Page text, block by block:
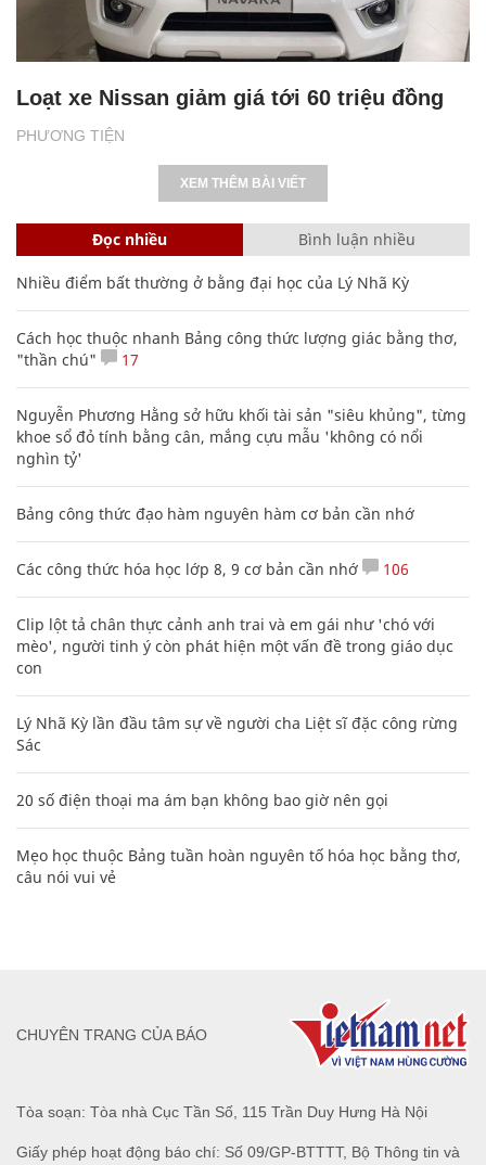
PHƯƠNG TIỆN
Loạt xe Nissan giảm giá tới 60 triệu đồng
XEM THÊM BÀI VIẾT
Đọc nhiều Bình luận nhiều
Nhiều điểm bất thường ở bằng đại học của Lý Nhã Kỳ
Cách học thuộc nhanh Bảng công thức lượng giác bằng thơ,
"thần chú"
17
Nguyễn Phương Hằng sở hữu khối tài sản "siêu khủng", từng
khoe sổ đỏ tính bằng cân, mắng cựu mẫu 'không có nổi
nghìn tỷ'
Bảng công thức đạo hàm nguyên hàm cơ bản cần nhớ
Các công thức hóa học lớp 8, 9 cơ bản cần nhớ 106
Clip lột tả chân thực cảnh anh trai và em gái như 'chó với
mèo', người tinh ý còn phát hiện một vấn đề trong giáo dục
con
Lý Nhã Kỳ lần đầu tâm sự về người cha Liệt sĩ đặc công rừng
Sác
20 số điện thoại ma ám bạn không bao giờ nên gọi
Mẹo học thuộc Bảng tuần hoàn nguyên tố hóa học bằng thơ,
câu nói vui vẻ
Tòa soạn: Tòa nhà Cục Tần Số, 115 Trần Duy Hưng Hà Nội
Giấy phép hoạt động báo chí: Số 09/GP-BTTTT, Bộ Thông tin và
CHUYÊN TRANG CỦA BÁO